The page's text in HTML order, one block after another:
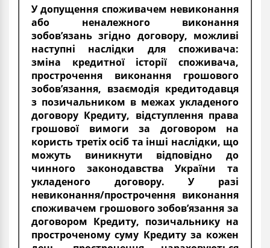
У допущення споживачем невиконання
або неналежного виконання
зобов’язань згідно договору, можливі
наступні наслідки для споживача:
зміна кредитної історії споживача,
прострочення виконання грошового
зобов’язання, взаємодія кредитодавця
з позичальником в межах укладеного
договору Кредиту, відступлення права
грошової вимоги за договором на
користь третіх осіб та інші наслідки, що
можуть виникнути відповідно до
чинного законодавства України та
укладеного договору. У разі
невиконання/прострочення виконання
споживачем грошового зобов’язання за
договором Кредиту, позичальнику на
простроченому суму Кредиту за кожен